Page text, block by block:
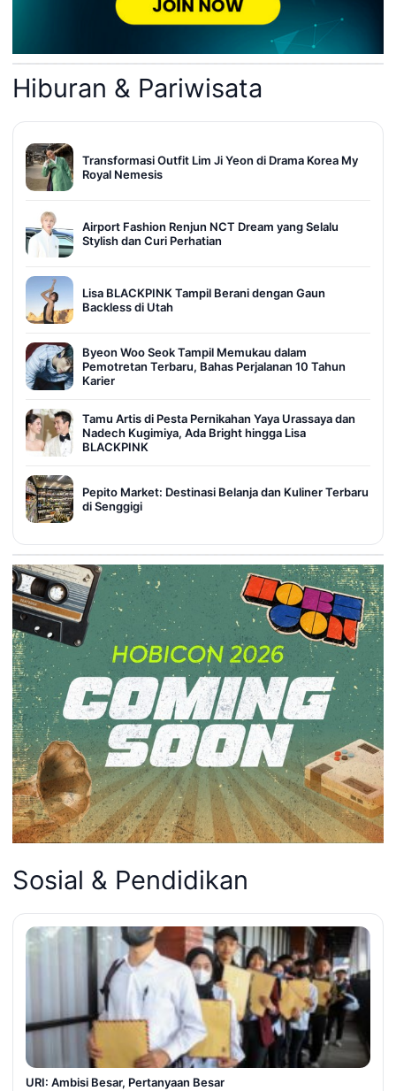
Hiburan & Pariwisata
Transformasi Outfit Lim Ji Yeon di Drama Korea My
Royal Nemesis
Airport Fashion Renjun NCT Dream yang Selalu
Stylish dan Curi Perhatian
Lisa BLACKPINK Tampil Berani dengan Gaun
Backless di Utah
Byeon Woo Seok Tampil Memukau dalam
Pemotretan Terbaru, Bahas Perjalanan 10 Tahun
Karier
Tamu Artis di Pesta Pernikahan Yaya Urassaya dan
Nadech Kugimiya, Ada Bright hingga Lisa
BLACKPINK
Pepito Market: Destinasi Belanja dan Kuliner Terbaru
di Senggigi
Sosial & Pendidikan
URI: Ambisi Besar, Pertanyaan Besar